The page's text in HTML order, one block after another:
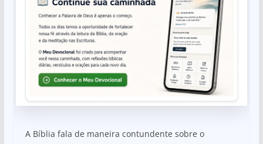
A Bíblia fala de maneira contundente sobre o